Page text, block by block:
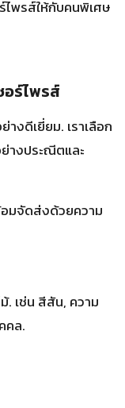
. เช่น สีสัน, ความ
คล.
ณฑ์อย่างดี. ใช้วัสดุ